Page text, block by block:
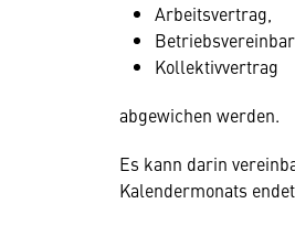
Arbeitsvertrag,
Kollektivvertrag
abgewichen werden.
Es kann darin
Kalendermonats